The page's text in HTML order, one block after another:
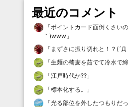
最近のコメント
「ポイントカード面倒くさい
｀)www 」
「 まずさに振り切れと！？
「生麺の蕎麦を茹でて冷水で
「江戸時代か⁇ 」
「標本化する。
」
「光る部位を外したつもりだ